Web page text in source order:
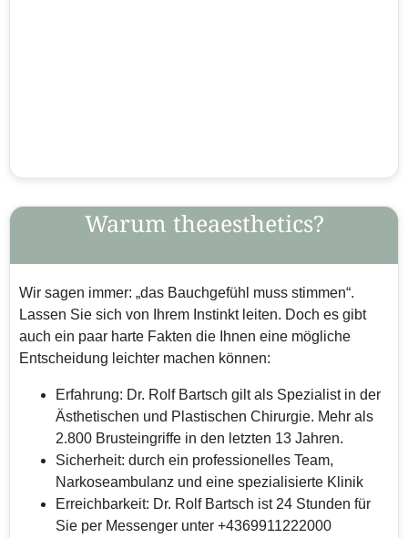
Warum theaesthetics?
Wir sagen immer: „das Bauchgefühl muss stimmen“.
Lassen Sie sich von Ihrem Instinkt leiten. Doch es gibt
auch ein paar harte Fakten die Ihnen eine mögliche
Entscheidung leichter machen können:
Erfahrung: Dr. Rolf Bartsch gilt als Spezialist in der
Ästhetischen und Plastischen Chirurgie. Mehr als
2.800 Brusteingriffe in den letzten 13 Jahren.
Sicherheit: durch ein professionelles Team,
Narkoseambulanz und eine spezialisierte Klinik
Erreichbarkeit: Dr. Rolf Bartsch ist 24 Stunden für
Sie per Messenger unter +4369911222000